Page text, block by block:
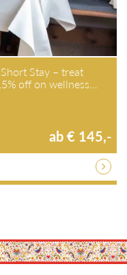
Stay – treat
off on wellness…
ab € 145,-